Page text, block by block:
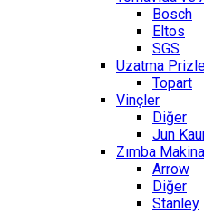
Bosch
Eltos
SGS
Uzatma
Topart
Vinçler
Diğer
Jun
Zımba
Arrow
Diğer
Stanley